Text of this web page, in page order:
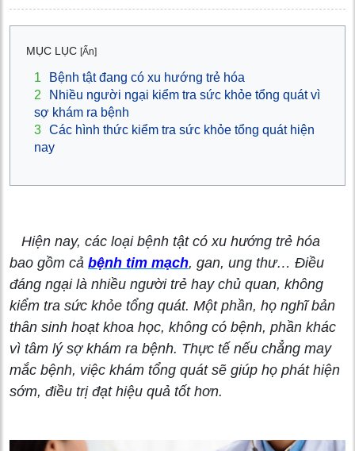
MỤC LỤC [Ẩn]
1
Bệnh tật đang có xu hướng trẻ hóa
2
Nhiều người ngại kiểm tra sức khỏe tổng quát vì
sợ khám ra bệnh
3 Các hình thức kiểm tra sức khỏe tổng quát hiện
nay
Hiện nay, các loại bệnh tật có xu hướng trẻ hóa
bao gồm cả bệnh tim mạch, gan, ung thư… Điều
đáng ngại là nhiều người trẻ hay chủ quan, không
kiểm tra sức khỏe tổng quát. Một phần, họ nghĩ bản
thân sinh hoạt khoa học, không có bệnh, phần khác
vì tâm lý sợ khám ra bệnh. Thực tế nếu chẳng may
mắc bệnh, việc khám tổng quát sẽ giúp họ phát hiện
sớm, điều trị đạt hiệu quả tốt hơn.